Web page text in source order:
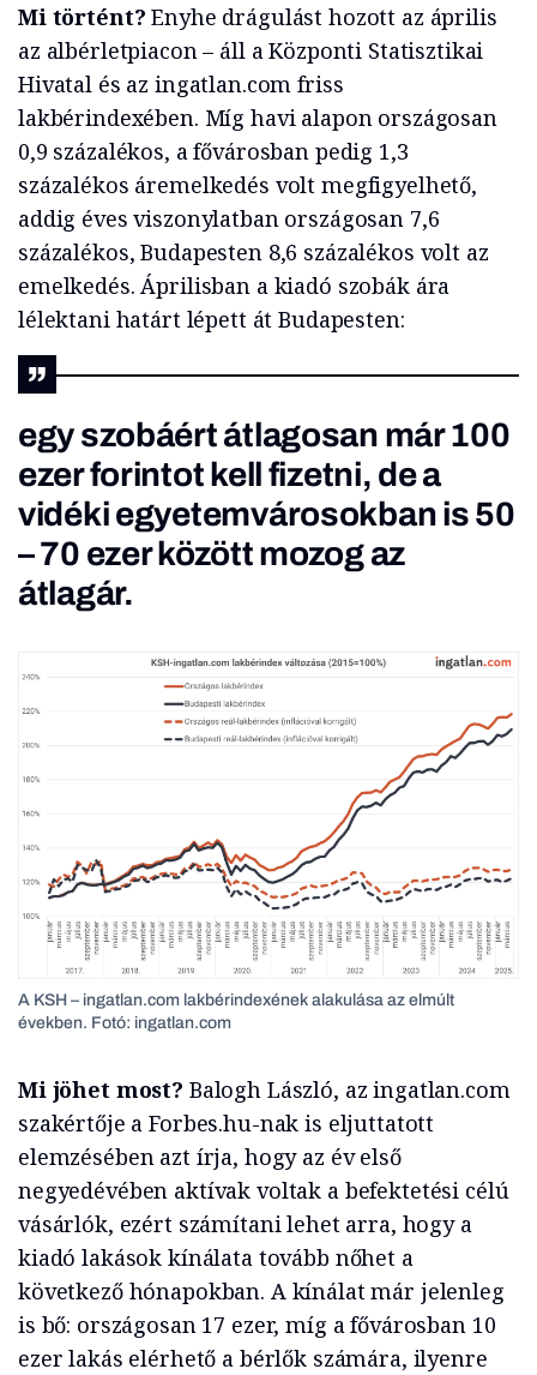
Mi történt? Enyhe drágulást hozott az április
az albérletpiacon – áll a Központi Statisztikai
Hivatal és az ingatlan.com friss
lakbérindexében. Míg havi alapon országosan
0,9 százalékos, a fővárosban pedig 1,3
százalékos áremelkedés volt megfigyelhető,
addig éves viszonylatban országosan 7,6
százalékos, Budapesten 8,6 százalékos volt az
emelkedés. Áprilisban a kiadó szobák ára
lélektani határt lépett át Budapesten:
egy szobáért átlagosan már 100
ezer forintot kell fizetni, de a
vidéki egyetemvárosokban is 50
– 70 ezer között mozog az
átlagár.
A KSH – ingatlan.com lakbérindexének alakulása az elmúlt
években. Fotó: ingatlan.com
Mi jöhet most? Balogh László, az ingatlan.com
szakértője a Forbes.hu-nak is eljuttatott
elemzésében azt írja, hogy az év első
negyedévében aktívak voltak a befektetési célú
vásárlók, ezért számítani lehet arra, hogy a
kiadó lakások kínálata tovább nőhet a
következő hónapokban. A kínálat már jelenleg
is bő: országosan 17 ezer, míg a fővárosban 10
ezer lakás elérhető a bérlők számára, ilyenre